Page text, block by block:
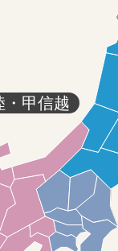
・甲信越